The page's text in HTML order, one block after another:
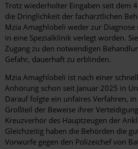
Trotz wiederholter Eingaben seit dem
die Dringlichkeit der fachärztlichen
Mzia Amaghlobeli weder zur
in eine Spezialklinik verlegt worden.
Zugang zu den notwendigen
Gefahr, dauerhaft zu erblinden.
Mzia Amaghlobeli ist nach einer
Anhörung schon seit Januar 2025 in
Darauf folgte ein unfaires Verfahren,
Großteil der Beweise ihrer
Kreuzverhör des Hauptzeugen der
Gleichzeitig haben die Behörden die
Vorwürfe gegen den Polizeichef von